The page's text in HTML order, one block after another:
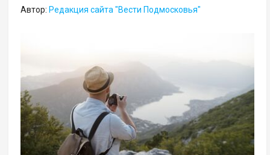
Автор: Редакция сайта "Вести Подмосковья"